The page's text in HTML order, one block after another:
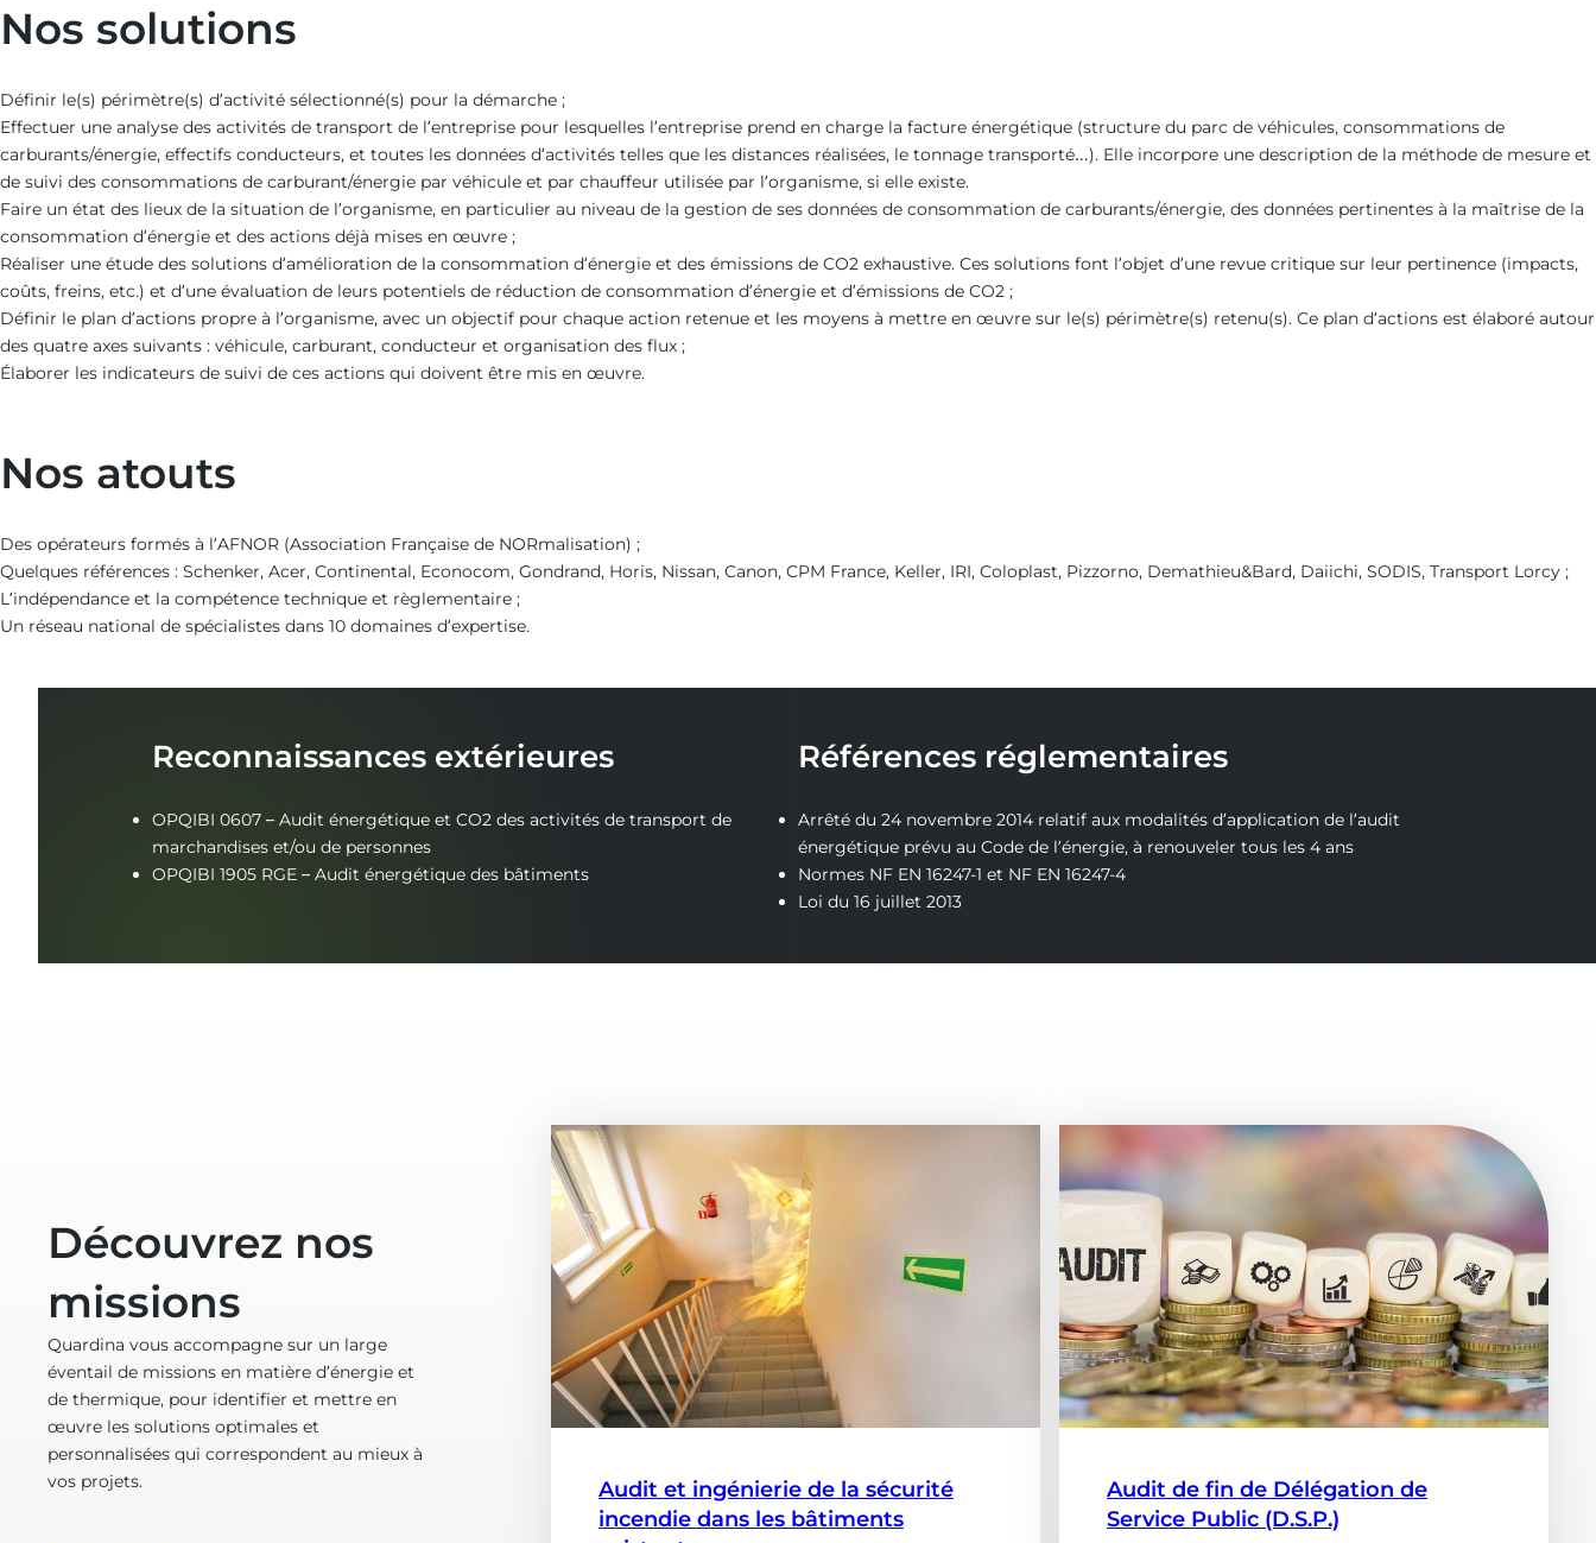
Nos solutions
Définir le(s) périmètre(s) d’activité sélectionné(s) pour la démarche ;
Effectuer une analyse des activités de transport de l’entreprise pour lesquelles l’entreprise prend en charge la facture énergétique (structure du parc de véhicules, consommations de
carburants/énergie, effectifs conducteurs, et toutes les données d’activités telles que les distances réalisées, le tonnage transporté…). Elle incorpore une description de la méthode de mesure et
de suivi des consommations de carburant/énergie par véhicule et par chauffeur utilisée par l’organisme, si elle existe.
Faire un état des lieux de la situation de l’organisme, en particulier au niveau de la gestion de ses données de consommation de carburants/énergie, des données pertinentes à la maîtrise de la
consommation d’énergie et des actions déjà mises en œuvre ;
Réaliser une étude des solutions d’amélioration de la consommation d’énergie et des émissions de CO2 exhaustive. Ces solutions font l’objet d’une revue critique sur leur pertinence (impacts,
coûts, freins, etc.) et d’une évaluation de leurs potentiels de réduction de consommation d’énergie et d’émissions de CO2 ;
Définir le plan d’actions propre à l’organisme, avec un objectif pour chaque action retenue et les moyens à mettre en œuvre sur le(s) périmètre(s) retenu(s). Ce plan d’actions est élaboré autour
des quatre axes suivants : véhicule, carburant, conducteur et organisation des flux ;
Élaborer les indicateurs de suivi de ces actions qui doivent être mis en œuvre.
Nos atouts
Des opérateurs formés à l’AFNOR (Association Française de NORmalisation) ;
Quelques références : Schenker, Acer, Continental, Econocom, Gondrand, Horis, Nissan, Canon, CPM France, Keller, IRI, Coloplast, Pizzorno, Demathieu&Bard, Daiichi, SODIS, Transport Lorcy ;
L’indépendance et la compétence technique et règlementaire ;
Un réseau national de spécialistes dans 10 domaines d’expertise.
Reconnaissances extérieures
OPQIBI 0607 – Audit énergétique et CO2 des activités de transport de
marchandises et/ou de personnes
OPQIBI 1905 RGE – Audit énergétique des bâtiments
Références réglementaires
Arrêté du 24 novembre 2014 relatif aux modalités d’application de l’audit
énergétique prévu au Code de l’énergie, à renouveler tous les 4 ans
Normes NF EN 16247-1 et NF EN 16247-4
Loi du 16 juillet 2013
Découvrez nos
missions
Quardina vous accompagne sur un large
éventail de missions en matière d’énergie et
de thermique, pour identifier et mettre en
œuvre les solutions optimales et
personnalisées qui correspondent au mieux à
vos projets.
Audit et ingénierie de la sécurité
incendie dans les bâtiments
Audit de fin de Délégation de
Service Public (D.S.P.)